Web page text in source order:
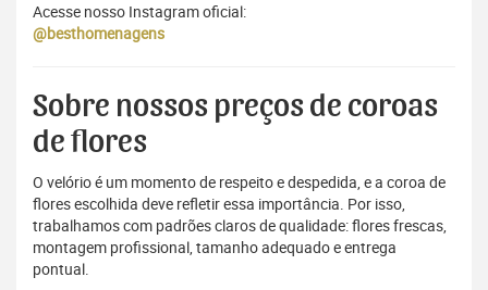
Acesse nosso Instagram oficial:
@besthomenagens
Sobre nossos preços de coroas
de flores
O velório é um momento de respeito e despedida, e a coroa de
flores escolhida deve refletir essa importância. Por isso,
trabalhamos com padrões claros de qualidade: flores frescas,
montagem profissional, tamanho adequado e entrega
pontual.